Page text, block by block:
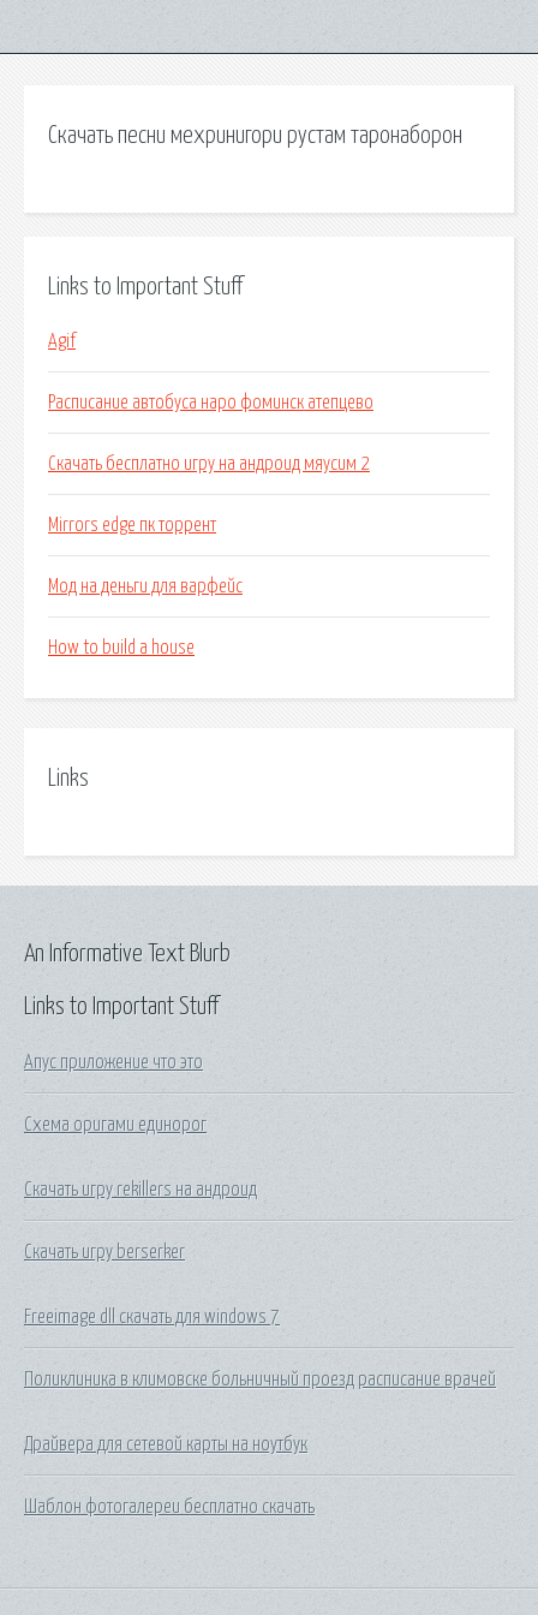
Скачать песни мехринигори рустам таронаборон
Links to Important Stuff
Agif
Расписание автобуса наро фоминск атепцево
Скачать бесплатно игру на андроид мяусим 2
Mirrors edge пк торрент
Мод на деньги для варфейс
How to build a house
Links
Links to Important Stuff
Апус приложение что это
Схема оригами единорог
Скачать игру rekillers на андроид
Скачать игру berserker
Freeimage dll скачать для windows 7
Поликлиника в климовске больничный проезд расписание врачей
Драйвера для сетевой карты на ноутбук
Шаблон фотогалереи бесплатно скачать
An Informative Text Blurb